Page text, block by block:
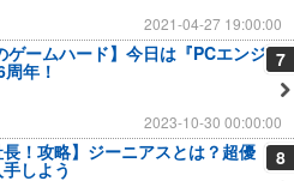
2021-04-27 19:00:00
7
ゲームハード】今日は『PCエンジ
年！
2023-10-30 00:00:00
8
長！攻略】ジーニアスとは？超優
しよう